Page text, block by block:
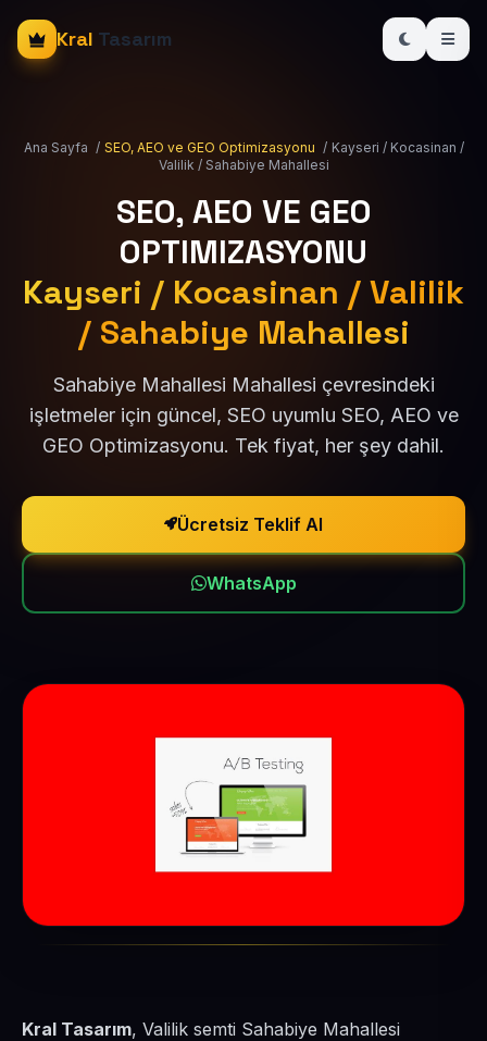
Kral Tasarım
Ana Sayfa / SEO, AEO ve GEO Optimizasyonu / Kayseri / Kocasinan /
Valilik / Sahabiye Mahallesi
SEO, AEO VE GEO
OPTIMIZASYONU
Kayseri / Kocasinan / Valilik
/ Sahabiye Mahallesi
Sahabiye Mahallesi Mahallesi çevresindeki
işletmeler için güncel, SEO uyumlu SEO, AEO ve
GEO Optimizasyonu. Tek fiyat, her şey dahil.
Ücretsiz Teklif Al
WhatsApp
Kral Tasarım, Valilik semti Sahabiye Mahallesi